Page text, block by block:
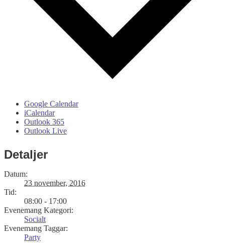
Google Calendar
iCalendar
Outlook 365
Outlook Live
Detaljer
Datum:
23 november, 2016
Tid:
08:00 - 17:00
Evenemang Kategori:
Socialt
Evenemang Taggar:
Party